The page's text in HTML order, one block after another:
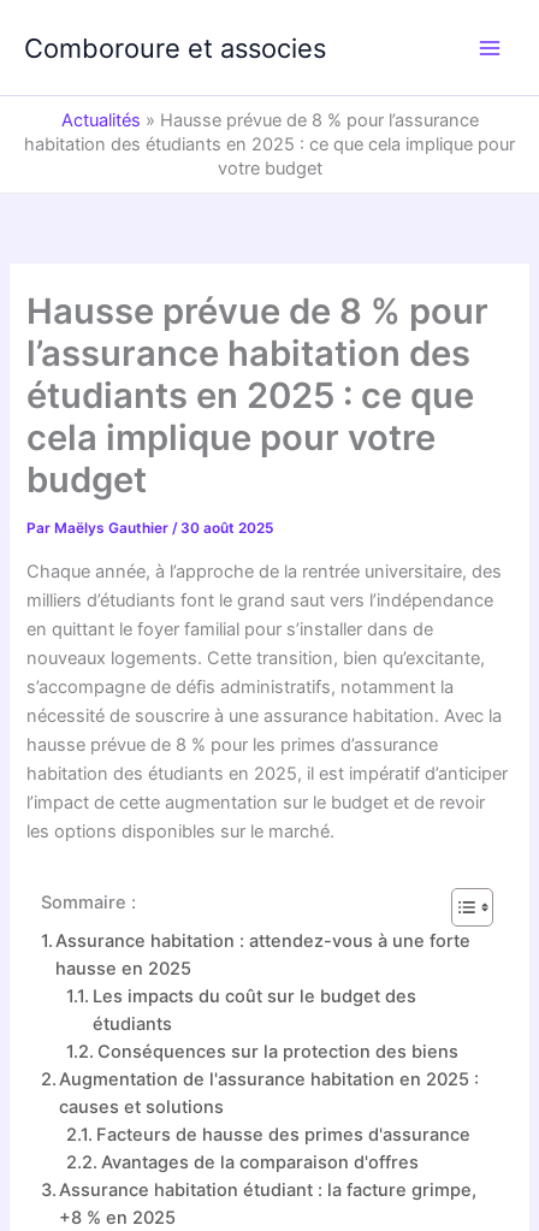
Comboroure et associes
Actualités » Hausse prévue de 8 % pour l’assurance
habitation des étudiants en 2025 : ce que cela implique pour
votre budget
Hausse prévue de 8 % pour
l’assurance habitation des
étudiants en 2025 : ce que
cela implique pour votre
budget
Par Maëlys Gauthier/ 30 août 2025
Chaque année, à l’approche de la rentrée universitaire, des
milliers d’étudiants font le grand saut vers l’indépendance
en quittant le foyer familial pour s’installer dans de
nouveaux logements. Cette transition, bien qu’excitante,
s’accompagne de défis administratifs, notamment la
nécessité de souscrire à une assurance habitation. Avec la
hausse prévue de 8 % pour les primes d’assurance
habitation des étudiants en 2025, il est impératif d’anticiper
l’impact de cette augmentation sur le budget et de revoir
les options disponibles sur le marché.
Sommaire :
Assurance habitation : attendez-vous à une forte
hausse en 2025
Les impacts du coût sur le budget des
étudiants
Conséquences sur la protection des biens
Augmentation de l'assurance habitation en 2025 :
causes et solutions
Facteurs de hausse des primes d'assurance
Avantages de la comparaison d'offres
Assurance habitation étudiant : la facture grimpe,
+8 % en 2025